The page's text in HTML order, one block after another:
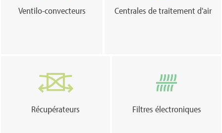
Ventilo-convecteurs Centrales de traitement d'air
Récupérateurs Filtres électroniques